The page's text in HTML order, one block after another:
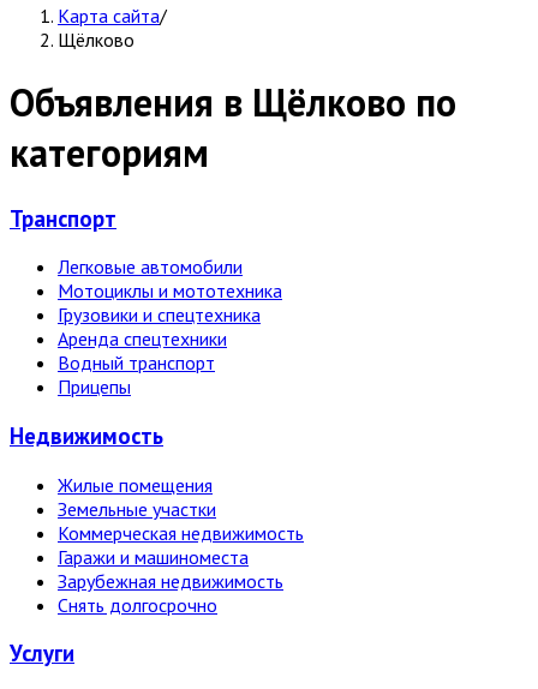
Карта сайта/
Щёлково
Объявления в Щёлково по
категориям
Транспорт
Легковые автомобили
Мотоциклы и мототехника
Грузовики и спецтехника
Аренда спецтехники
Водный транспорт
Прицепы
Недвижи­мость
Жилые помещения
Земельные участки
Коммерческая недвижимость
Гаражи и машиноместа
Зарубежная недвижимость
Снять долгосрочно
Услуги